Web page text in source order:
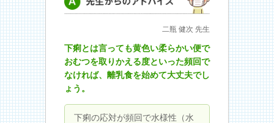
先生からのアドバイス二瓶 健次 先生
下痢とは言っても黄色い柔らかい便で
おむつを取りかえる度といった頻回で
なければ、離乳食を始めて大丈夫でし
ょう。
下痢の応対が頻回で水様性（水